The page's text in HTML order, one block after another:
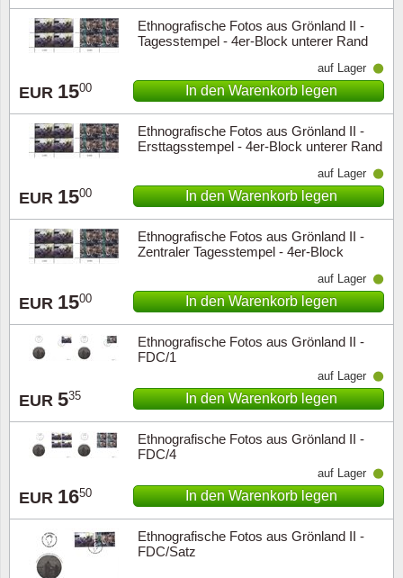
Ethnografische Fotos aus Grönland II -
Tagesstempel - 4er-Block unterer Rand
EUR 1500
auf Lager
In den Warenkorb legen
Ethnografische Fotos aus Grönland II -
Ersttagsstempel - 4er-Block unterer Rand
EUR 1500
auf Lager
In den Warenkorb legen
Ethnografische Fotos aus Grönland II -
Zentraler Tagesstempel - 4er-Block
EUR 1500
auf Lager
In den Warenkorb legen
Ethnografische Fotos aus Grönland II -
FDC/1
EUR 535
auf Lager
In den Warenkorb legen
Ethnografische Fotos aus Grönland II -
FDC/4
EUR 1650
auf Lager
In den Warenkorb legen
Ethnografische Fotos aus Grönland II -
FDC/Satz